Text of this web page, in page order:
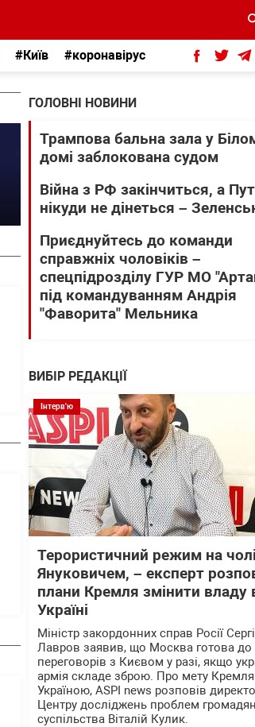
#Київ #коронавірус
ГОЛОВНІ НОВИНИ
Трампова бальна зала у
домі заблокована судом
Війна з РФ закінчиться, а
нікуди не дінеться –
Приєднуйтесь до команди
справжніх чоловіків –
спецпідрозділу ГУР МО
під командуванням Андрія
"Фаворита" Мельника
ВИБІР РЕДАКЦІЇ
Інтерв'ю
Терористичний режим на
Януковичем, – експерт
плани Кремля змінити владу
Україні
Міністр закордонних справ Росії
Лавров заявив, що Москва готова до
переговорів з Києвом у разі, якщо
армія складе зброю. Про мету Кремля
Україною, ASPI news розповів
Центру досліджень проблем
суспільства Віталій Кулик.